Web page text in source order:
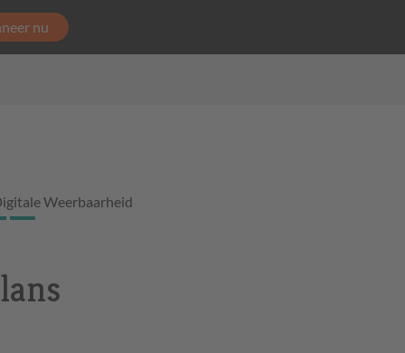
nu
Weerbaarheid